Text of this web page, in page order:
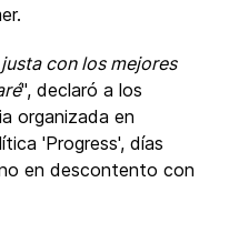
con los mejores
", declaró a los
organizada en
'Progress', días
en descontento con